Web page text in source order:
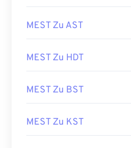
MEST Zu AST
MEST Zu HDT
MEST Zu BST
MEST Zu KST